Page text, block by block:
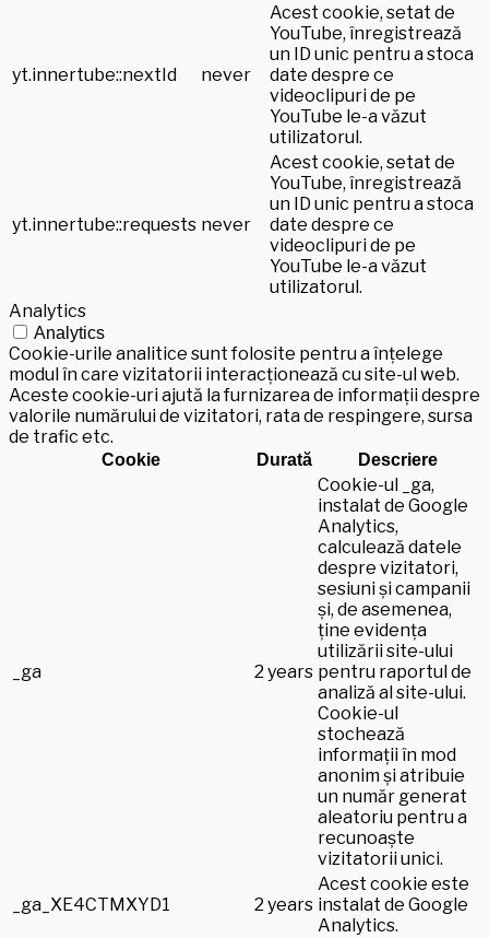
yt.innertube::nextId never
Acest cookie, setat de
YouTube, înregistrează
un ID unic pentru a stoca
date despre ce
videoclipuri de pe
YouTube le-a văzut
utilizatorul.
yt.innertube::requests never
Acest cookie, setat de
YouTube, înregistrează
un ID unic pentru a stoca
date despre ce
videoclipuri de pe
YouTube le-a văzut
utilizatorul.
Analytics
Analytics
Cookie-urile analitice sunt folosite pentru a înțelege
modul în care vizitatorii interacționează cu site-ul web.
Aceste cookie-uri ajută la furnizarea de informații despre
valorile numărului de vizitatori, rata de respingere, sursa
de trafic etc.
Cookie Durată Descriere
_ga 2 years
Cookie-ul _ga,
instalat de Google
Analytics,
calculează datele
despre vizitatori,
sesiuni și campanii
și, de asemenea,
ține evidența
utilizării site-ului
pentru raportul de
analiză al site-ului.
Cookie-ul
stochează
informații în mod
anonim și atribuie
un număr generat
aleatoriu pentru a
recunoaște
vizitatorii unici.
_ga_XE4CTMXYD1 2 years
Acest cookie este
instalat de Google
Analytics.